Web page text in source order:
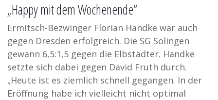
„Happy mit dem Wochenende“
Ermitsch-Bezwinger Florian Handke war auch
gegen Dresden erfolgreich. Die SG Solingen
gewann 6,5:1,5 gegen die Elbstädter. Handke
setzte sich dabei gegen David Fruth durch.
„Heute ist es ziemlich schnell gegangen. In der
Eröffnung habe ich vielleicht nicht optimal